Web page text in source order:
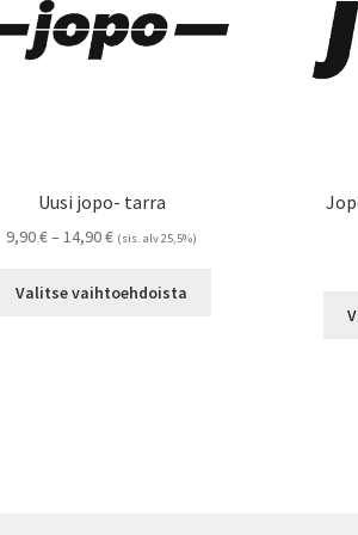
Uusi jopo- tarra
9,90€– 14,90€Hintaluokka:
-
(sis. alv 25,5%)
Valitse vaihtoehdoista